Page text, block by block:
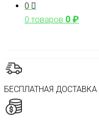
0
0 товаров 0₽
БЕСПЛАТНАЯ ДОСТАВКА